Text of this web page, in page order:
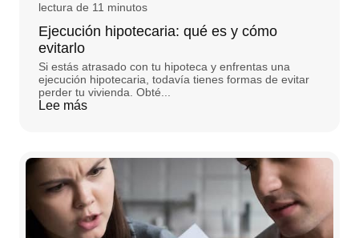
lectura de 11 minutos
Ejecución hipotecaria: qué es y cómo
evitarlo
Si estás atrasado con tu hipoteca y enfrentas una
ejecución hipotecaria, todavía tienes formas de evitar
perder tu vivienda. Obté...
Lee más